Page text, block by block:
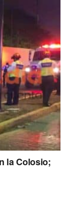
la Colosio;